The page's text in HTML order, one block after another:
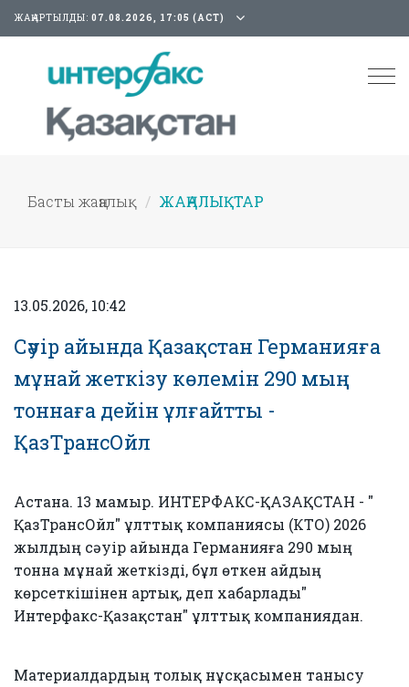
ЖАҢАРТЫЛДЫ: 07.08.2026, 17:05 (АСТ)
Басты жаңалық ЖАҢАЛЫҚТАР
13.05.2026, 10:42
Сәуір айында Қазақстан Германияға
мұнай жеткізу көлемін 290 мың
тоннаға дейін ұлғайтты -
ҚазТрансОйл
Астана. 13 мамыр. ИНТЕРФАКС-ҚАЗАҚСТАН - "
ҚазТрансОйл" ұлттық компаниясы (КТО) 2026
жылдың сәуір айында Германияға 290 мың
тонна мұнай жеткізді, бұл өткен айдың
көрсеткішінен артық, деп хабарлады"
Интерфакс-Қазақстан" ұлттық компаниядан.
Материалдардың толық нұсқасымен танысу